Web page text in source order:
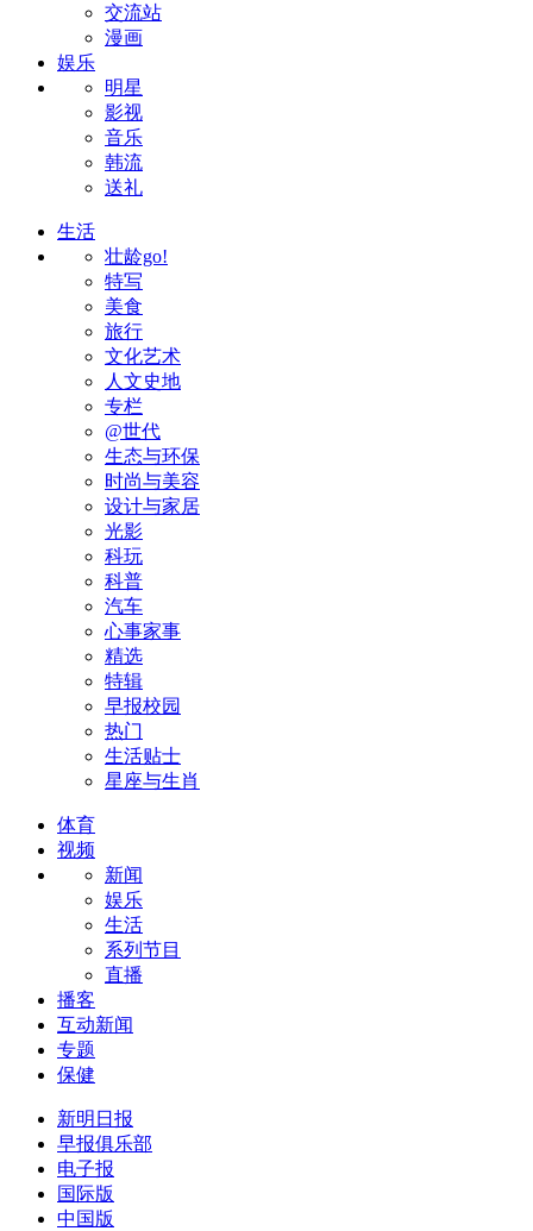
交流站
漫画
娱乐
明星
影视
音乐
韩流
送礼
生活
壮龄go!
特写
美食
旅行
文化艺术
人文史地
专栏
@世代
生态与环保
时尚与美容
设计与家居
光影
科玩
科普
汽车
心事家事
精选
特辑
早报校园
热门
生活贴士
星座与生肖
体育
视频
新闻
娱乐
生活
系列节目
直播
播客
互动新闻
专题
保健
新明日报
早报俱乐部
电子报
国际版
中国版